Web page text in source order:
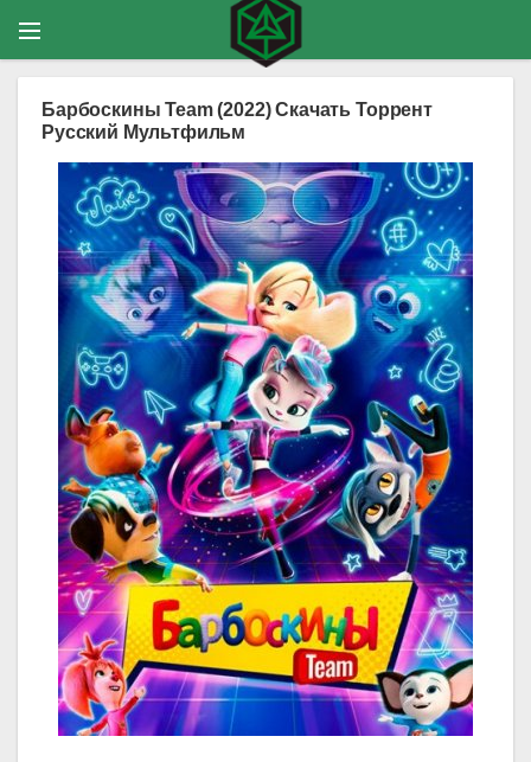
Барбоскины Team (2022) Скачать Торрент
Русский Мультфильм